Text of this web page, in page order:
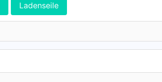
Ladenseile